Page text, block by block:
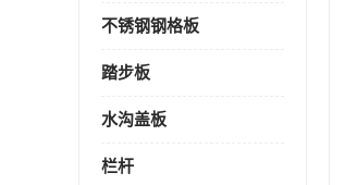
不锈钢钢格板
踏步板
水沟盖板
栏杆